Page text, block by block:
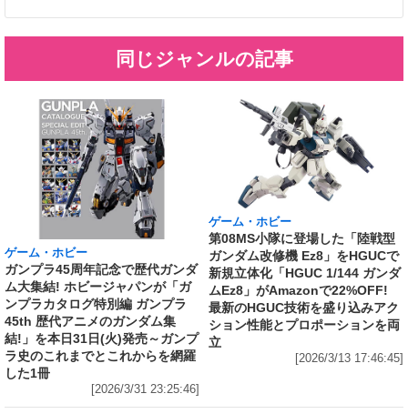
同じジャンルの記事
ゲーム・ホビー
ガンプラ45周年記念で歴代ガンダ
ム大集結! ホビージャパンが「ガ
ンプラカタログ特別編 ガンプラ
45th 歴代アニメのガンダム集
結!」を本日31日(火)発売～ガンプ
ラ史のこれまでとこれからを網羅
した1冊
[2026/3/31 23:25:46]
ゲーム・ホビー
第08MS小隊に登場した「陸戦型
ガンダム改修機 Ez8」をHGUCで
新規立体化「HGUC 1/144 ガンダ
ムEz8」がAmazonで22%OFF!
最新のHGUC技術を盛り込みアク
ション性能とプロポーションを両
立
[2026/3/13 17:46:45]